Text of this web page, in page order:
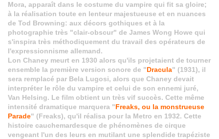
Mora, apparaît dans le costume du vampire qui fit sa gloire;
à la réalisation toute en lenteur majestueuse et en nuances
de Tod Browning: aux décors gothiques et à la
photographie très "clair-obscur" de James Wong Howe qui
s'inspira très méthodiquement du travail des opérateurs de
l'expressionnisme allemand.
Lon Chaney meurt en 1930 alors qu'ils projetaient de tourner
ensemble la première version sonore de "Dracula" (1931), il
sera remplacé par Bela Lugosi, alors que Chaney devait
interpréter le rôle du vampire et celui de son ennemi juré,
Van Helsing. Le film obtient un très vif succès. Cette même
intensité dramatique marquera "Freaks, ou la monstrueuse
Parade" (Freaks), qu'il réalisa pour la Metro en 1932. Cette
histoire cauchemardesque de phénomènes de cirque
vengeant l'un des leurs en mutilant une splendide trapéziste